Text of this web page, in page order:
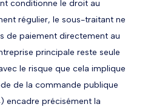
conditionne le droit au
régulier, le sous-traitant ne
de paiement directement au
principale reste seule
le risque que cela implique
de la commande publique
encadre précisément la